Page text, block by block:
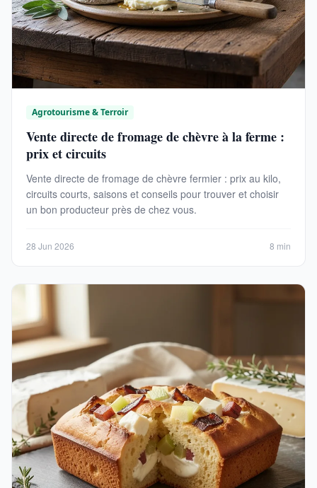
Agrotourisme & Terroir
Vente directe de fromage de chèvre à la ferme :
prix et circuits
Vente directe de fromage de chèvre fermier : prix au kilo,
circuits courts, saisons et conseils pour trouver et choisir
un bon producteur près de chez vous.
28 Jun 2026 8 min